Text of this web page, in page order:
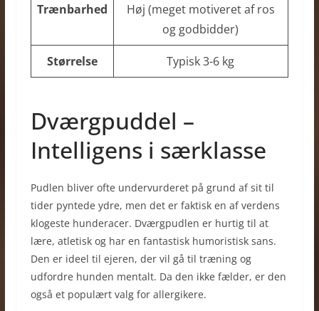
Trænbarhed
Høj (meget motiveret af ros
og godbidder)
Størrelse Typisk 3-6 kg
Dværgpuddel –
Intelligens i særklasse
Pudlen bliver ofte undervurderet på grund af sit til
tider pyntede ydre, men det er faktisk en af verdens
klogeste hunderacer. Dværgpudlen er hurtig til at
lære, atletisk og har en fantastisk humoristisk sans.
Den er ideel til ejeren, der vil gå til træning og
udfordre hunden mentalt. Da den ikke fælder, er den
også et populært valg for allergikere.